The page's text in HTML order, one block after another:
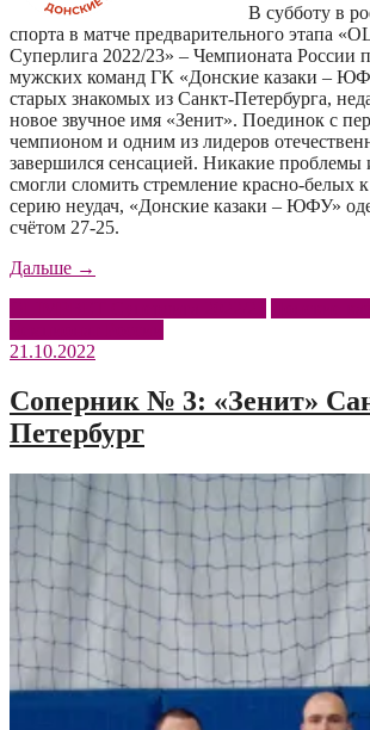
В субботу в
спорта в матче предварительного этапа
Суперлига 2022/23» – Чемпионата России
мужских команд ГК «Донские казаки –
старых знакомых из Санкт-Петербурга,
новое звучное имя «Зенит». Поединок с
чемпионом и одним из лидеров
завершился сенсацией. Никакие проблемы
смогли сломить стремление красно-белых
серию неудач, «Донские казаки – ЮФУ»
счётом 27-25.
Дальше «Вопреки
→
21.10.2022
Соперник № 3: «Зенит»
Петербург